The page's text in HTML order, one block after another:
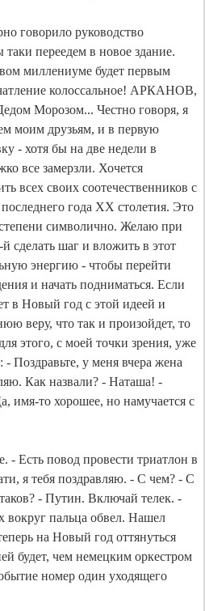
говорило руководство
переедем в новое здание.
миллениуме будет первым
колоссальное! АРКАНОВ,
Морозом... Честно говоря, я
моим друзьям, и в первую
- хотя бы на две недели в
все замерзли. Хочется
всех своих соотечественников с
года ХХ столетия. Это
символично. Желаю при
сделать шаг и вложить в этот
энергию - чтобы перейти
и начать подниматься. Если
в Новый год с этой идеей и
веру, что так и произойдет, то
этого, с моей точки зрения, уже
Поздравьте, у меня вчера жена
Как назвали? - Наташа! -
имя-то хорошее, но намучается с
- Есть повод провести триатлон в
я тебя поздравляю. - С чем? - С
- Путин. Включай телек. -
пальца обвел. Нашел
на Новый год оттянуться
будет, чем немецким оркестром
номер один уходящего